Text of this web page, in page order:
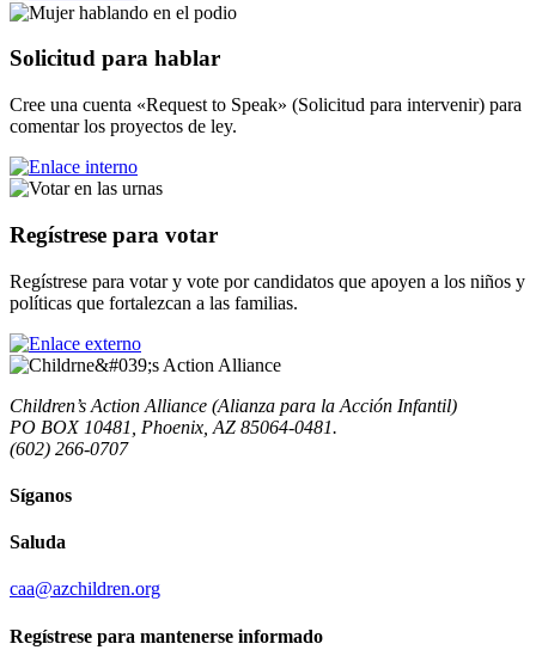
Solicitud para hablar
Cree una cuenta «Request to Speak» (Solicitud para intervenir) para
comentar los proyectos de ley.
Regístrese para votar
Regístrese para votar y vote por candidatos que apoyen a los niños y
políticas que fortalezcan a las familias.
Children’s Action Alliance (Alianza para la Acción Infantil)
PO BOX 10481, Phoenix, AZ 85064-0481.
(602) 266-0707
Síganos
Saluda
caa@azchildren.org
Regístrese para mantenerse informado